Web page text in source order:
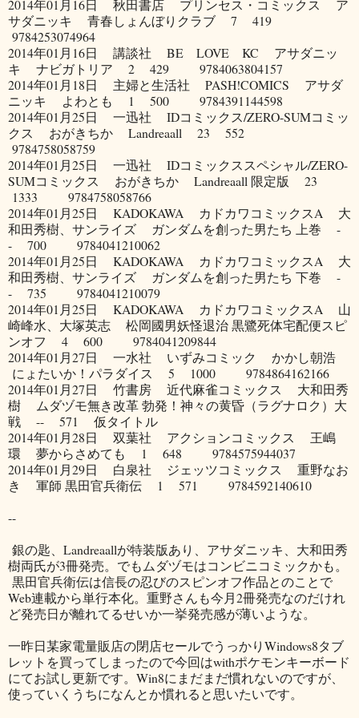
2014年01月16日 秋田書店 プリンセス・コミックス ア
サダニッキ 青春しょんぼりクラブ 7 419
9784253074964
2014年01月16日 講談社 BE LOVE KC アサダニッ
キ ナビガトリア 2 429 9784063804157
2014年01月18日 主婦と生活社 PASH!COMICS アサダ
ニッキ よわとも 1 500 9784391144598
2014年01月25日 一迅社 IDコミックス/ZERO-SUMコミッ
クス おがきちか Landreaall 23 552
9784758058759
2014年01月25日 一迅社 IDコミックススペシャル/ZERO-
SUMコミックス おがきちか Landreaall 限定版 23
1333 9784758058766
2014年01月25日 KADOKAWA カドカワコミックスA 大
和田秀樹、サンライズ ガンダムを創った男たち 上巻 -
- 700 9784041210062
2014年01月25日 KADOKAWA カドカワコミックスA 大
和田秀樹、サンライズ ガンダムを創った男たち 下巻 -
- 735 9784041210079
2014年01月25日 KADOKAWA カドカワコミックスA 山
崎峰水、大塚英志 松岡國男妖怪退治 黒鷺死体宅配便スピ
ンオフ 4 600 9784041209844
2014年01月27日 一水社 いずみコミック かかし朝浩
にょたいか！パラダイス 5 1000 9784864162166
2014年01月27日 竹書房 近代麻雀コミックス 大和田秀
樹 ムダヅモ無き改革 勃発！神々の黄昏（ラグナロク）大
戦 -- 571 仮タイトル
2014年01月28日 双葉社 アクションコミックス 王嶋
環 夢からさめても 1 648 9784575944037
2014年01月29日 白泉社 ジェッツコミックス 重野なお
き 軍師 黒田官兵衛伝 1 571 9784592140610
--
銀の匙、Landreaallが特装版あり、アサダニッキ、大和田秀
樹両氏が3冊発売。でもムダヅモはコンビニコミックかも。
黒田官兵衛伝は信長の忍びのスピンオフ作品とのことで
Web連載から単行本化。重野さんも今月2冊発売なのだけれ
ど発売日が離れてるせいか一挙発売感が薄いような。
一昨日某家電量販店の閉店セールでうっかりWindows8タブ
レットを買ってしまったので今回はwithポケモンキーボード
にてお試し更新です。Win8にまだまだ慣れないのですが、
使っていくうちになんとか慣れると思いたいです。